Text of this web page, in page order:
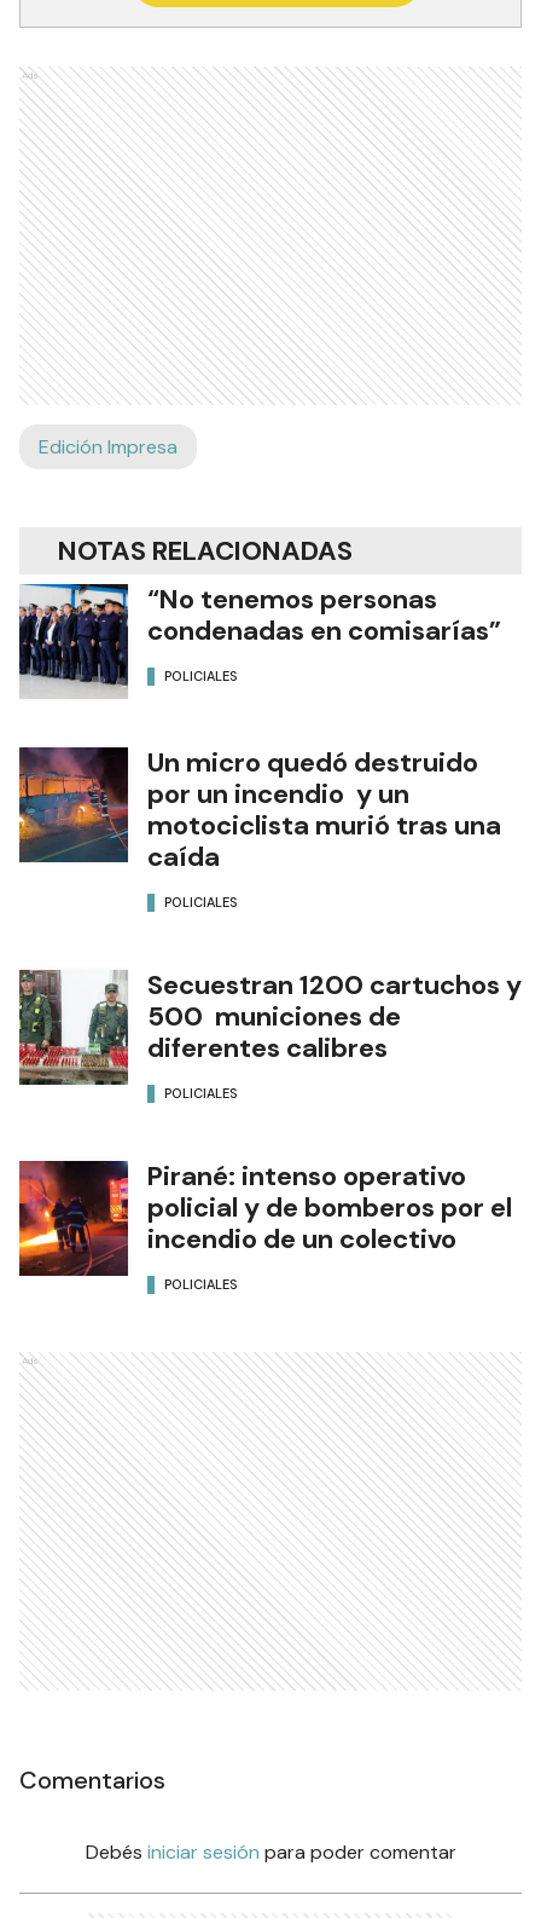
Ads
Edición Impresa
NOTAS RELACIONADAS
“No tenemos personas
condenadas en comisarías”
POLICIALES
Un micro quedó destruido
por un incendio y un
motociclista murió tras una
caída
POLICIALES
Secuestran 1200 cartuchos y
500 municiones de
diferentes calibres
POLICIALES
Pirané: intenso operativo
policial y de bomberos por el
incendio de un colectivo
POLICIALES
Ads
Comentarios
Debés iniciar sesión para poder comentar